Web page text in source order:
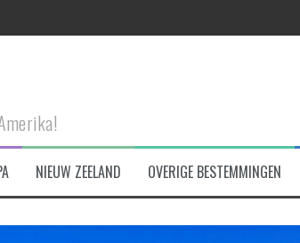
te bezoeken!
NIEUW ZEELAND OVERIGE BESTEMMINGEN